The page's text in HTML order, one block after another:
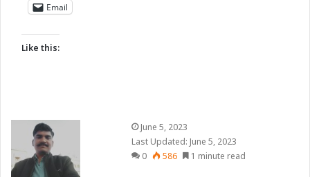
Email
Like this:
June 5, 2023
Last Updated: June 5, 2023
0
586 1 minute read